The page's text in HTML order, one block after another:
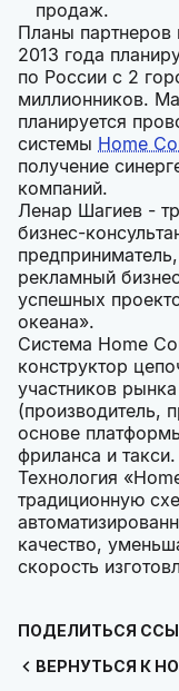
продаж.
Планы партнеров
2013 года
по России с 2
миллионников.
планируется
системы Home
получение
компаний.
Ленар Шагиев -
бизнес-
рекламный
успешных
океана».
Система Home
конструктор
участников
(производитель,
основе
фриланса и такси.
Технология
традиционную
качество,
скорость
ВЕРНУТЬСЯ К
ПОДЕЛИТЬСЯ